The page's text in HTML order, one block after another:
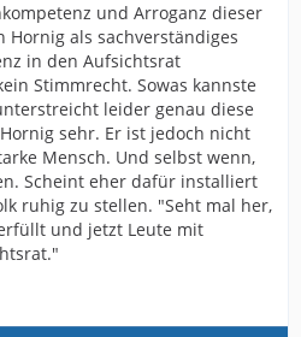
und Arroganz dieser
Hornig als sachverständiges
in den Aufsichtsrat
Stimmrecht. Sowas kannste
leider genau diese
sehr. Er ist jedoch nicht
Mensch. Und selbst wenn,
Scheint eher dafür installiert
ruhig zu stellen. "Seht mal her,
und jetzt Leute mit